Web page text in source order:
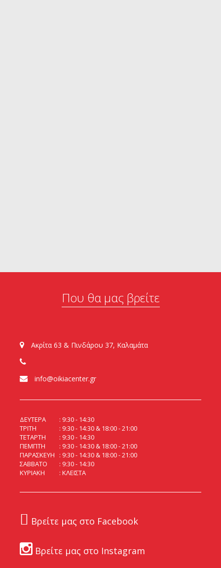
Που θα μας βρείτε
Ακρίτα 63 & Πινδάρου 37, Καλαμάτα
info@oikiacenter.gr
ΔΕΥΤΕΡΑ
9:30 - 14:30
ΤΡΙΤΗ
9:30 - 14:30 & 18:00 - 21:00
ΤΕΤΑΡΤΗ
9:30 - 14:30
ΠΕΜΠΤΗ
9:30 - 14:30 & 18:00 - 21:00
ΠΑΡΑΣΚΕΥΗ
9:30 - 14:30 & 18:00 - 21:00
ΣΑΒΒΑΤΟ
9:30 - 14:30
ΚΥΡΙΑΚΗ
ΚΛΕΙΣΤΑ
Βρείτε μας στο Facebook
Βρείτε μας στο Instagram